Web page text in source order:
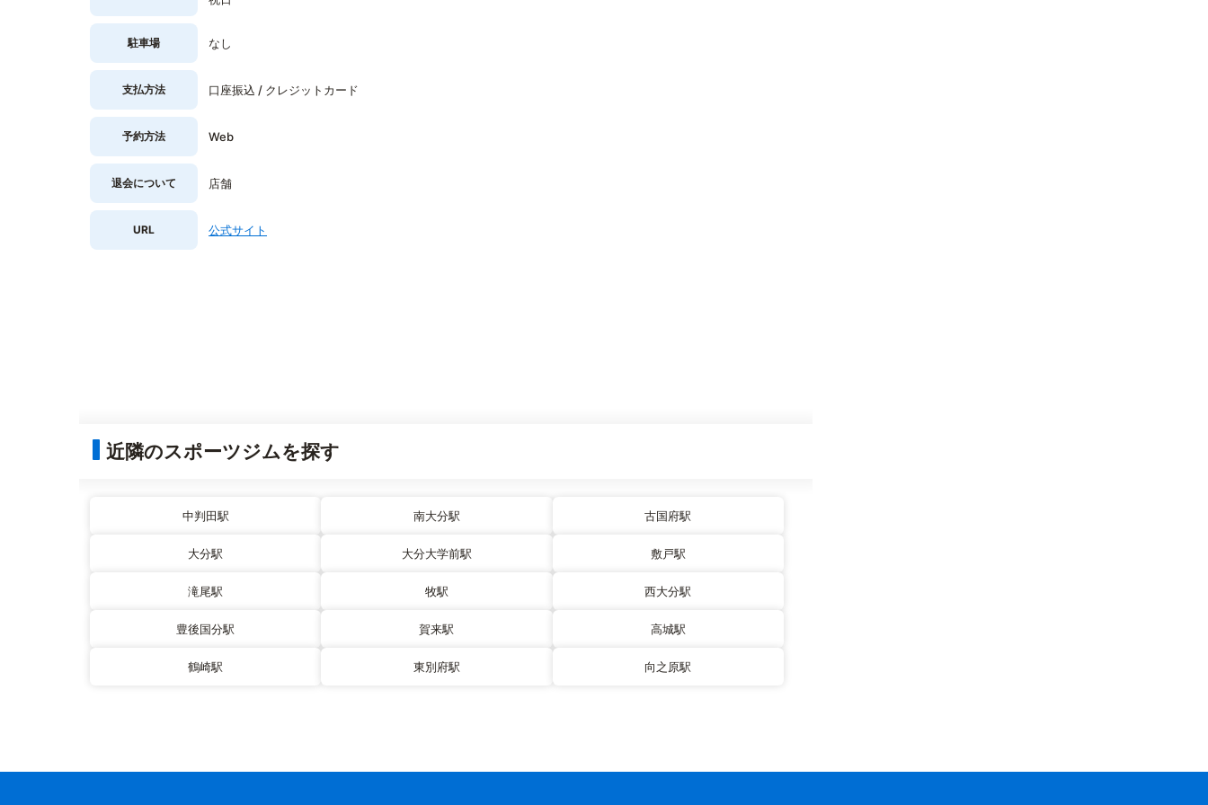
駐車場 なし
支払方法 口座振込 / クレジットカード
予約方法 Web
退会について 店舗
URL 公式サイト
近隣のスポーツジムを探す
中判田駅 南大分駅 古国府駅
大分駅 大分大学前駅 敷戸駅
滝尾駅 牧駅 西大分駅
豊後国分駅 賀来駅 高城駅
鶴崎駅 東別府駅 向之原駅